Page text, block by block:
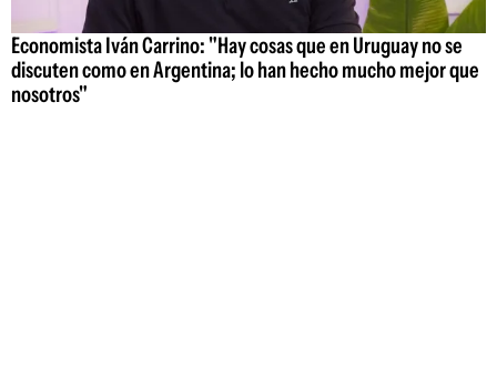
Economista Iván Carrino: "Hay cosas que en Uruguay no se
discuten como en Argentina; lo han hecho mucho mejor que
nosotros"